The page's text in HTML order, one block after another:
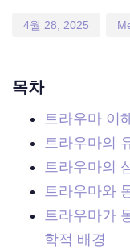
4월 28, 2025
목차
트라우마 이
트라우마의
트라우마의
트라우마와
트라우마가
학적 배경